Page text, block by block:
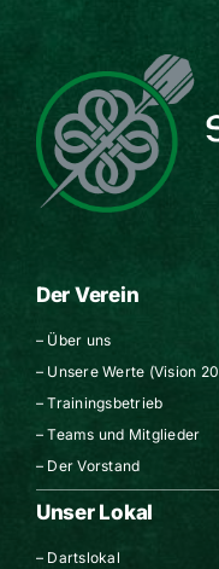
Der Verein
– Über uns
– Unsere Werte (Vision
–Trainingsbetrieb
–Teams und Mitglieder
– Der Vorstand
Unser Lokal
– Dartslokal